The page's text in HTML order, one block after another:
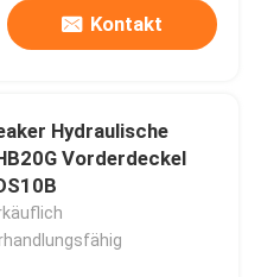
Kontakt
Hydraulische
Vorderdeckel